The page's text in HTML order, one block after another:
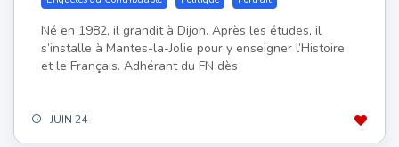
Né en 1982, il grandit à Dijon. Après les études, il
s’installe à Mantes-la-Jolie pour y enseigner l’Histoire
et le Français. Adhérant du FN dès
JUIN 24